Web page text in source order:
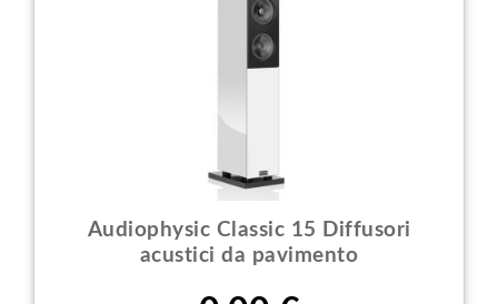
Audiophysic Classic 15 Diffusori
acustici da pavimento
Prezzo